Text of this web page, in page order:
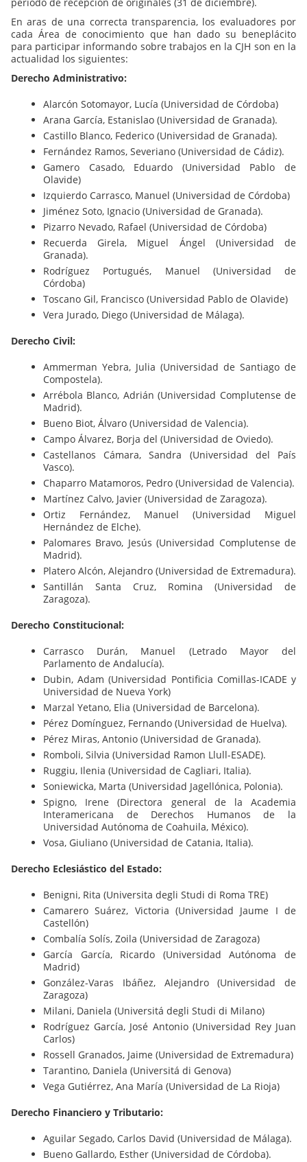
En aras de una correcta transparencia, los evaluadores por
cada Área de conocimiento que han dado su beneplácito
para participar informando sobre trabajos en la CJH son en la
actualidad los siguientes:
Derecho Administrativo:
Alarcón Sotomayor, Lucía (Universidad de Córdoba)
Arana García, Estanislao (Universidad de Granada).
Castillo Blanco, Federico (Universidad de Granada).
Fernández Ramos, Severiano (Universidad de Cádiz).
Gamero Casado, Eduardo (Universidad Pablo de
Olavide)
Izquierdo Carrasco, Manuel (Universidad de Córdoba)
Jiménez Soto, Ignacio (Universidad de Granada).
Pizarro Nevado, Rafael (Universidad de Córdoba)
Recuerda Girela, Miguel Ángel (Universidad de
Granada).
Rodríguez Portugués, Manuel (Universidad de
Córdoba)
Toscano Gil, Francisco (Universidad Pablo de Olavide)
Vera Jurado, Diego (Universidad de Málaga).
Derecho Civil:
Ammerman Yebra, Julia (Universidad de Santiago de
Compostela).
Arrébola Blanco, Adrián (Universidad Complutense de
Madrid).
Bueno Biot, Álvaro (Universidad de Valencia).
Campo Álvarez, Borja del (Universidad de Oviedo).
Castellanos Cámara, Sandra (Universidad del País
Vasco).
Chaparro Matamoros, Pedro (Universidad de Valencia).
Martínez Calvo, Javier (Universidad de Zaragoza).
Ortiz Fernández, Manuel (Universidad Miguel
Hernández de Elche).
Palomares Bravo, Jesús (Universidad Complutense de
Madrid).
Platero Alcón, Alejandro (Universidad de Extremadura).
Santillán Santa Cruz, Romina (Universidad de
Zaragoza).
Derecho Constitucional:
Carrasco Durán, Manuel (Letrado Mayor del
Parlamento de Andalucía).
Dubin, Adam (Universidad Pontificia Comillas-ICADE y
Universidad de Nueva York)
Marzal Yetano, Elia (Universidad de Barcelona).
Pérez Domínguez, Fernando (Universidad de Huelva).
Pérez Miras, Antonio (Universidad de Granada).
Romboli, Silvia (Universidad Ramon Llull-ESADE).
Ruggiu, Ilenia (Universidad de Cagliari, Italia).
Soniewicka, Marta (Universidad Jagellónica, Polonia).
Spigno, Irene (Directora general de la Academia
Interamericana de Derechos Humanos de la
Universidad Autónoma de Coahuila, México).
Vosa, Giuliano (Universidad de Catania, Italia).
Derecho Eclesiástico del Estado:
Benigni, Rita (Universita degli Studi di Roma TRE)
Camarero Suárez, Victoria (Universidad Jaume I de
Castellón)
Combalía Solís, Zoila (Universidad de Zaragoza)
García García, Ricardo (Universidad Autónoma de
Madrid)
González-Varas Ibáñez, Alejandro (Universidad de
Zaragoza)
Milani, Daniela (Universitá degli Studi di Milano)
Rodríguez García, José Antonio (Universidad Rey Juan
Carlos)
Rossell Granados, Jaime (Universidad de Extremadura)
Tarantino, Daniela (Universitá di Genova)
Vega Gutiérrez, Ana María (Universidad de La Rioja)
Derecho Financiero y Tributario:
Aguilar Segado, Carlos David (Universidad de Málaga).
Bueno Gallardo, Esther (Universidad de Córdoba).